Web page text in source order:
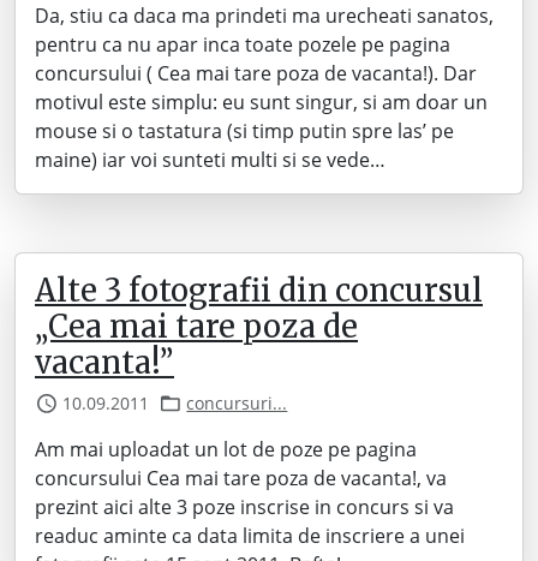
Da, stiu ca daca ma prindeti ma urecheati sanatos,
pentru ca nu apar inca toate pozele pe pagina
concursului ( Cea mai tare poza de vacanta!). Dar
motivul este simplu: eu sunt singur, si am doar un
mouse si o tastatura (si timp putin spre las’ pe
maine) iar voi sunteti multi si se vede…
Alte 3 fotografii din concursul
„Cea mai tare poza de
vacanta!”
10.09.2011 concursuri...
Am mai uploadat un lot de poze pe pagina
concursului Cea mai tare poza de vacanta!, va
prezint aici alte 3 poze inscrise in concurs si va
readuc aminte ca data limita de inscriere a unei